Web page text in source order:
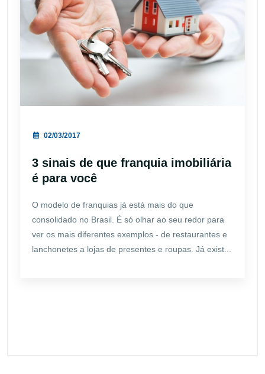
02/03/2017
3 sinais de que franquia imobiliária
é para você
O modelo de franquias já está mais do que
consolidado no Brasil. É só olhar ao seu redor para
ver os mais diferentes exemplos - de restaurantes e
lanchonetes a lojas de presentes e roupas. Já exist...